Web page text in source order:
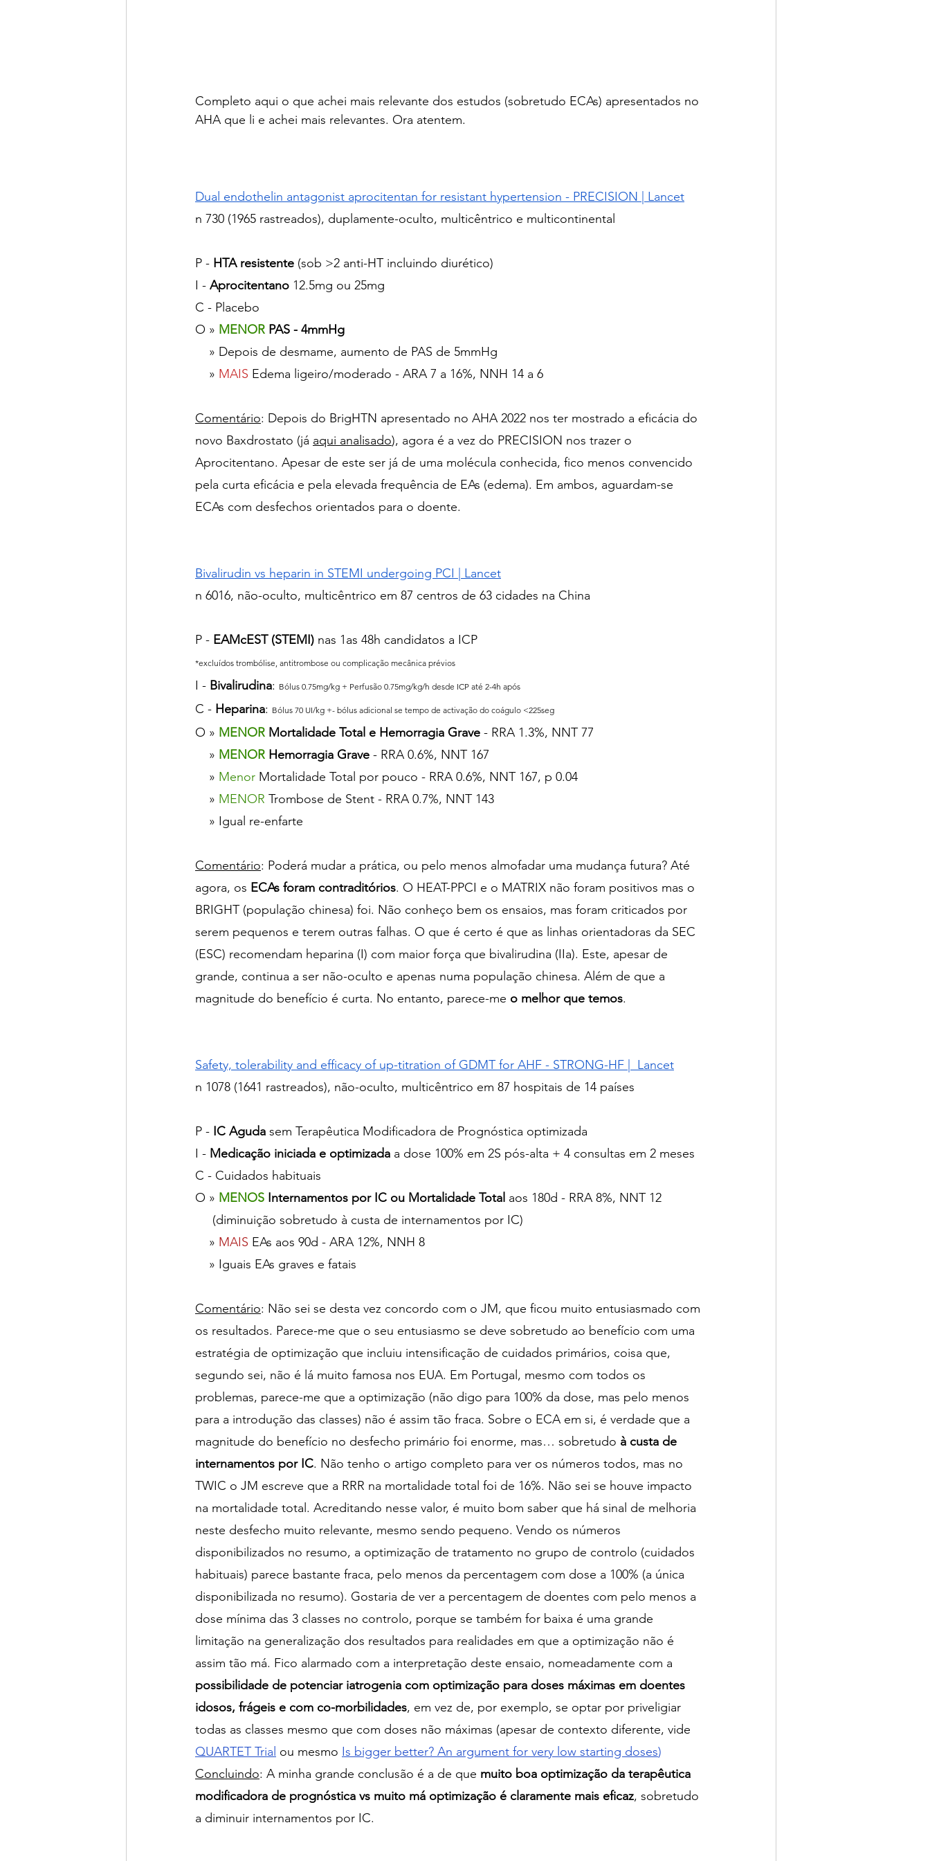
Completo aqui o que achei mais relevante dos estudos (sobretudo ECAs) apresentados no
AHA que li e achei mais relevantes. Ora atentem.
Dual endothelin antagonist aprocitentan for resistant hypertension - PRECISION | Lancet
n 730 (1965 rastreados), duplamente-oculto, multicêntrico e multicontinental
P - HTA resistente (sob >2 anti-HT incluindo diurético)
I - Aprocitentano 12.5mg ou 25mg
C - Placebo
O » MENOR PAS - 4mmHg
    » Depois de desmame, aumento de PAS de 5mmHg
    »
MAIS Edema ligeiro/moderado - ARA 7 a 16%, NNH 14 a 6
Comentário: Depois do BrigHTN apresentado no AHA 2022 nos ter mostrado a eficácia do
novo Baxdrostato (já aqui analisado), agora é a vez do PRECISION nos trazer o
Aprocitentano. Apesar de este ser já de uma molécula conhecida, fico menos convencido
pela curta eficácia e pela elevada frequência de EAs (edema). Em ambos, aguardam-se
ECAs com desfechos orientados para o doente.
Bivalirudin vs heparin in STEMI undergoing PCI | Lancet
n 6016, não-oculto, multicêntrico em 87 centros de 63 cidades na China
P - EAMcEST (STEMI) nas 1as 48h candidatos a ICP
*excluídos trombólise, antitrombose ou complicação mecânica prévios
I - Bivalirudina: Bólus 0.75mg/kg + Perfusão 0.75mg/kg/h desde ICP até 2-4h após
C - Heparina: Bólus 70 UI/kg +- bólus adicional se tempo de activação do coágulo <225seg
O » MENOR Mortalidade Total e Hemorragia Grave - RRA 1.3%, NNT 77
    »
MENOR Hemorragia Grave - RRA 0.6%, NNT 167
    »
Menor Mortalidade Total por pouco - RRA 0.6%, NNT 167, p 0.04
    »
MENOR Trombose de Stent - RRA 0.7%, NNT 143
    » Igual re-enfarte
Comentário: Poderá mudar a prática, ou pelo menos almofadar uma mudança futura? Até
agora, os ECAs foram contraditórios. O HEAT-PPCI e o MATRIX não foram positivos mas o
BRIGHT (população chinesa) foi. Não conheço bem os ensaios, mas foram criticados por
serem pequenos e terem outras falhas. O que é certo é que as linhas orientadoras da SEC
(ESC) recomendam heparina (I) com maior força que bivalirudina (IIa). Este, apesar de
grande, continua a ser não-oculto e apenas numa população chinesa. Além de que a
magnitude do benefício é curta. No entanto, parece-me o melhor que temos.
Safety, tolerability and efficacy of up-titration of GDMT for AHF - STRONG-HF |  Lancet
n 1078 (1641 rastreados), não-oculto, multicêntrico em 87 hospitais de 14 países
P - IC Aguda sem Terapêutica Modificadora de Prognóstica optimizada
I - Medicação iniciada e optimizada a dose 100% em 2S pós-alta + 4 consultas em 2 meses
C - Cuidados habituais
O » MENOS Internamentos por IC ou Mortalidade Total aos 180d - RRA 8%, NNT 12
     (diminuição sobretudo à custa de internamentos por IC)
    »
MAIS EAs aos 90d - ARA 12%, NNH 8
    » Iguais EAs graves e fatais
Comentário: Não sei se desta vez concordo com o JM, que ficou muito entusiasmado com
os resultados. Parece-me que o seu entusiasmo se deve sobretudo ao benefício com uma
estratégia de optimização que incluiu intensificação de cuidados primários, coisa que,
segundo sei, não é lá muito famosa nos EUA. Em Portugal, mesmo com todos os
problemas, parece-me que a optimização (não digo para 100% da dose, mas pelo menos
para a introdução das classes) não é assim tão fraca. Sobre o ECA em si, é verdade que a
magnitude do benefício no desfecho primário foi enorme, mas… sobretudo à custa de
internamentos por IC. Não tenho o artigo completo para ver os números todos, mas no
TWIC o JM escreve que a RRR na mortalidade total foi de 16%. Não sei se houve impacto
na mortalidade total. Acreditando nesse valor, é muito bom saber que há sinal de melhoria
neste desfecho muito relevante, mesmo sendo pequeno. Vendo os números
disponibilizados no resumo, a optimização de tratamento no grupo de controlo (cuidados
habituais) parece bastante fraca, pelo menos da percentagem com dose a 100% (a única
disponibilizada no resumo). Gostaria de ver a percentagem de doentes com pelo menos a
dose mínima das 3 classes no controlo, porque se também for baixa é uma grande
limitação na generalização dos resultados para realidades em que a optimização não é
assim tão má. Fico alarmado com a interpretação deste ensaio, nomeadamente com a
possibilidade de potenciar iatrogenia com optimização para doses máximas em doentes
idosos, frágeis e com co-morbilidades, em vez de, por exemplo, se optar por priveligiar
todas as classes mesmo que com doses não máximas (apesar de contexto diferente, vide
QUARTET Trial ou mesmo Is bigger better? An argument for very low starting doses)
Concluindo: A minha grande conclusão é a de que muito boa optimização da terapêutica
modificadora de prognóstica vs muito má optimização é claramente mais eficaz, sobretudo
a diminuir internamentos por IC.